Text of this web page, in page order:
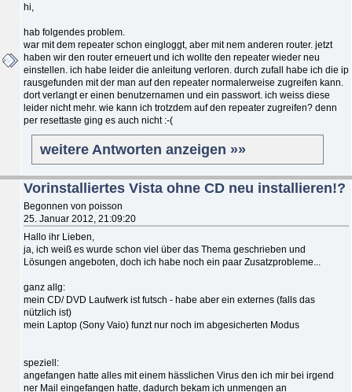
hi,
hab folgendes problem.
war mit dem repeater schon eingloggt, aber mit nem anderen router. jetzt
haben wir den router erneuert und ich wollte den repeater wieder neu
einstellen. ich habe leider die anleitung verloren. durch zufall habe ich die ip
rausgefunden mit der man auf den repeater normalerweise zugreifen kann.
dort verlangt er einen benutzernamen und ein passwort. ich weiss diese
leider nicht mehr. wie kann ich trotzdem auf den repeater zugreifen? denn
per resettaste ging es auch nicht :-(
weitere Antworten anzeigen »»
Vorinstalliertes Vista ohne CD neu installieren!?
Begonnen von poisson
25. Januar 2012, 21:09:20
Hallo ihr Lieben,
ja, ich weiß es wurde schon viel über das Thema geschrieben und
Lösungen angeboten, doch ich habe noch ein paar Zusatzprobleme...
ganz allg:
mein CD/ DVD Laufwerk ist futsch - habe aber ein externes (falls das
nützlich ist)
mein Laptop (Sony Vaio) funzt nur noch im abgesicherten Modus
speziell:
angefangen hatte alles mit einem hässlichen Virus den ich mir bei irgend
ner Mail eingefangen hatte, dadurch bekam ich unmengen an